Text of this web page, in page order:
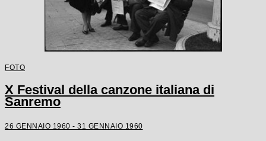
FOTO
X Festival della canzone italiana di
Sanremo
26 GENNAIO 1960 - 31 GENNAIO 1960